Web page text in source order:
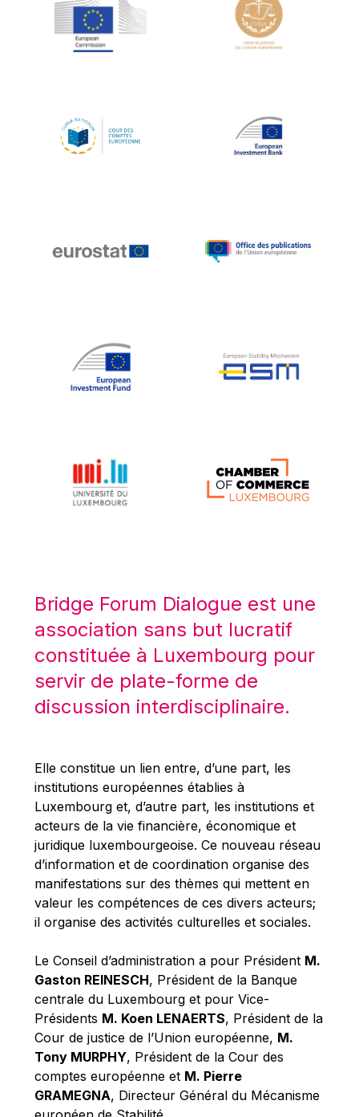
Jean-Louis Schiltz
Jean-Victor Louis
Johnny Åkerholm
Katharien L.C. Hunt
Klaus-Heiner Lehne
Koen LENAERTS
Lars Heikensten
Lucas Papademos
Máire Geoghegan-Quinn
Mario Centeno
Mario Monti
Maroš ŠEFČOVIČ
Martin Bailey
Martine Reicherts
Michael Sohlman
Michel Goedert
Mireille Delmas-Marty
Nobuo Tanaka
Otmar Issing
Paolo Mengozzi
Paschal Donohoe
Pat Cox
Patrizia Nanz
Philippe Maystadt
Pierre Gramegna
Richard Pelly
Robert Goebbels
Robert REYNDERS
Bridge Forum Dialogue est une
association sans but lucratif
constituée à Luxembourg pour
servir de plate-forme de
discussion interdisciplinaire.
Elle constitue un lien entre, d’une part, les
institutions européennes établies à
Luxembourg et, d’autre part, les institutions et
acteurs de la vie financière, économique et
juridique luxembourgeoise. Ce nouveau réseau
d’information et de coordination organise des
manifestations sur des thèmes qui mettent en
valeur les compétences de ces divers acteurs;
il organise des activités culturelles et sociales.
Le Conseil d’administration a pour Président M.
Gaston REINESCH, Président de la Banque
centrale du Luxembourg et pour Vice-
Présidents M. Koen LENAERTS, Président de la
Cour de justice de l’Union européenne, M.
Tony MURPHY, Président de la Cour des
comptes européenne et M. Pierre
GRAMEGNA, Directeur Général du Mécanisme